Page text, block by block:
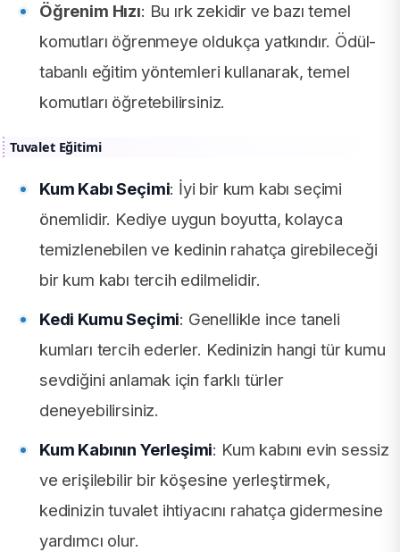
Öğrenim Hızı: Bu ırk zekidir ve bazı temel
komutları öğrenmeye oldukça yatkındır. Ödül-
tabanlı eğitim yöntemleri kullanarak, temel
komutları öğretebilirsiniz.
Tuvalet Eğitimi
Kum Kabı Seçimi: İyi bir kum kabı seçimi
önemlidir. Kediye uygun boyutta, kolayca
temizlenebilen ve kedinin rahatça girebileceği
bir kum kabı tercih edilmelidir.
Kedi Kumu Seçimi: Genellikle ince taneli
kumları tercih ederler. Kedinizin hangi tür kumu
sevdiğini anlamak için farklı türler
deneyebilirsiniz.
Kum Kabının Yerleşimi: Kum kabını evin sessiz
ve erişilebilir bir köşesine yerleştirmek,
kedinizin tuvalet ihtiyacını rahatça gidermesine
yardımcı olur.